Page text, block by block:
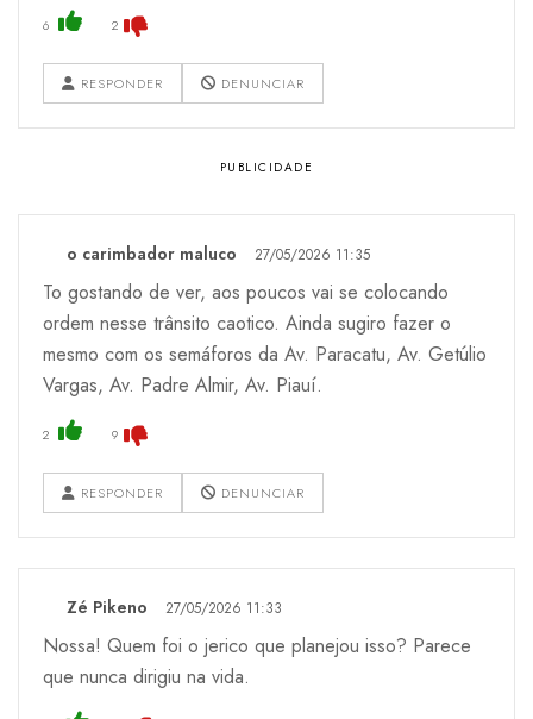
6 2
RESPONDER DENUNCIAR
o carimbador maluco 27/05/2026 11:35
To gostando de ver, aos poucos vai se colocando
ordem nesse trânsito caotico. Ainda sugiro fazer o
mesmo com os semáforos da Av. Paracatu, Av. Getúlio
Vargas, Av. Padre Almir, Av. Piauí.
2 9
RESPONDER DENUNCIAR
Zé Pikeno 27/05/2026 11:33
Nossa! Quem foi o jerico que planejou isso? Parece
que nunca dirigiu na vida.